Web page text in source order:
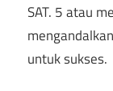
SAT. 5 atau
untuk sukses.